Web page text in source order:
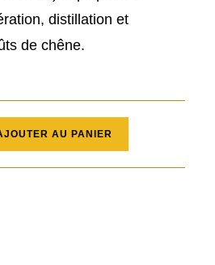
distillation et
de chêne.
AU PANIER